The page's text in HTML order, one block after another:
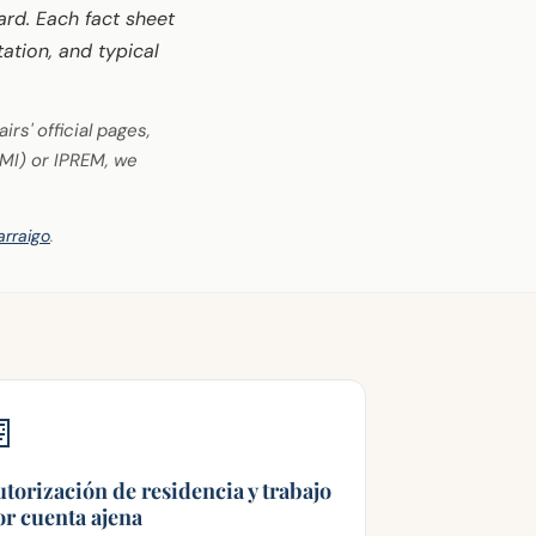
Each fact sheet
and typical
official pages,
or IPREM, we
.
de residencia y trabajo
cuenta ajena